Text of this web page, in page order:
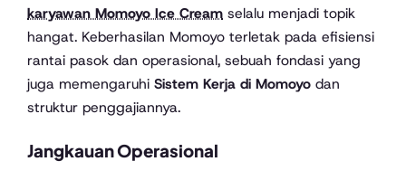
karyawan Momoyo Ice Cream selalu menjadi topik
hangat. Keberhasilan Momoyo terletak pada efisiensi
rantai pasok dan operasional, sebuah fondasi yang
juga memengaruhi Sistem Kerja di Momoyo dan
struktur penggajiannya.
Jangkauan Operasional